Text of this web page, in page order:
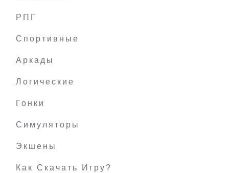
РПГ
Спортивные
Аркады
Логические
Гонки
Симуляторы
Экшены
Как Скачать Игру?